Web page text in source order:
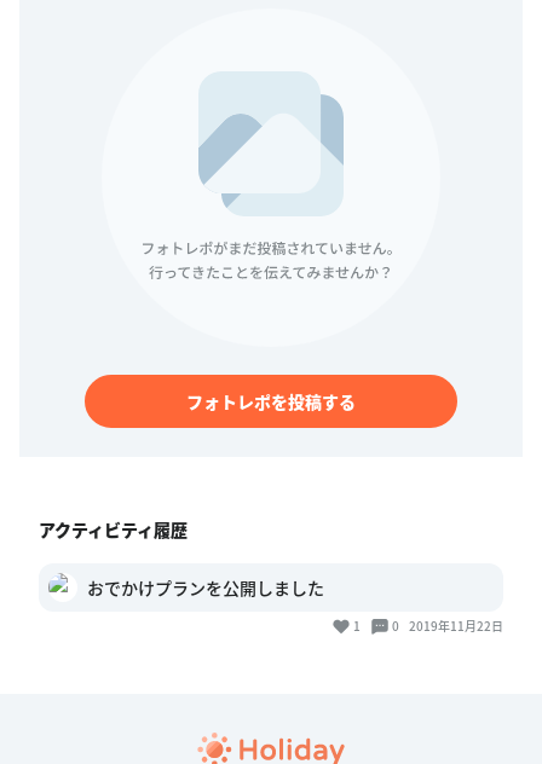
フォトレポを投稿する
アクティビティ履歴
おでかけプランを公開しました
1 0 2019年11月22日